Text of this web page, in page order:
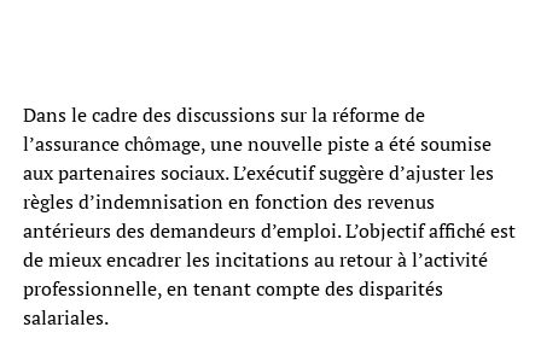
Dans le cadre des discussions sur la réforme de
l’assurance chômage, une nouvelle piste a été soumise
aux partenaires sociaux. L’exécutif suggère d’ajuster les
règles d’indemnisation en fonction des revenus
antérieurs des demandeurs d’emploi. L’objectif affiché est
de mieux encadrer les incitations au retour à l’activité
professionnelle, en tenant compte des disparités
salariales.